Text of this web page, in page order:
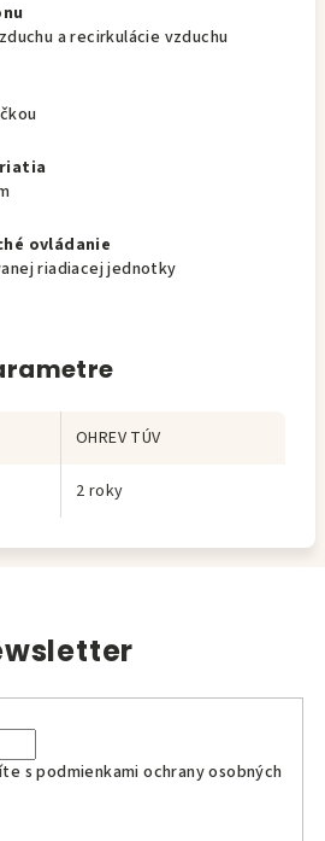
a recirkulácie vzduchu
ovládanie
riadiacej jednotky
OHREV TÚV
2 roky
spodmienkami ochrany osobných